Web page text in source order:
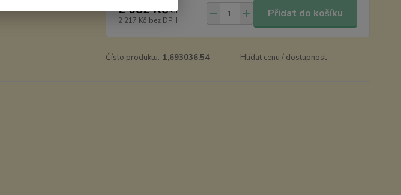
2 682 Kč/ks
2 217 Kč bez DPH
Přidat do košíku
Číslo produktu: 1,693036.54 Hlídat cenu / dostupnost